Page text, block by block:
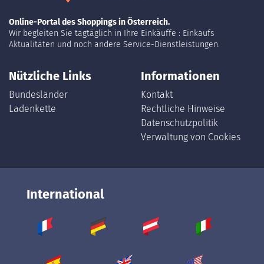
Online-Portal des Shoppings in Österreich.
Wir begleiten Sie tagtäglich in Ihre Einkäuffe : Einkaufs
Aktualitäten und noch andere Service-Dienstleistungen.
Nützliche Links
Bundesländer
Ladenkette
Informationen
Kontakt
Rechtliche Hinweise
Datenschutzpolitik
Verwaltung von Cookies
International